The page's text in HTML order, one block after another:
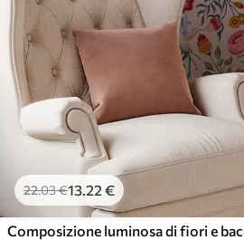
22.03€13.22 €